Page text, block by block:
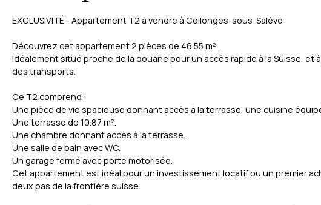
EXCLUSIVITÉ - Appartement T2 à vendre à Collonges-sous-Salève
Découvrez cet appartement 2 pièces de 46.55 m² .
Idéalement situé proche de la douane pour un accès rapide à la Suisse, et
des transports.
Ce T2 comprend :
Une pièce de vie spacieuse donnant accès à la terrasse, une cuisine
Une terrasse de 10.87 m².
Une chambre donnant accès à la terrasse.
Une salle de bain avec WC.
Un garage fermé avec porte motorisée.
Cet appartement est idéal pour un investissement locatif ou un premier
deux pas de la frontière suisse.